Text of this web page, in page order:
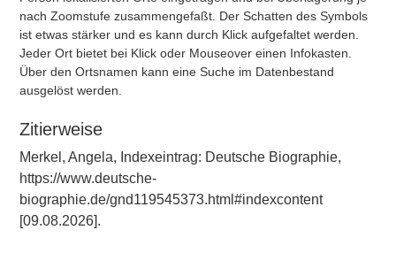
nach Zoomstufe zusammengefaßt. Der Schatten des Symbols
ist etwas stärker und es kann durch Klick aufgefaltet werden.
Jeder Ort bietet bei Klick oder Mouseover einen Infokasten.
Über den Ortsnamen kann eine Suche im Datenbestand
ausgelöst werden.
Zitierweise
Merkel, Angela, Indexeintrag: Deutsche Biographie,
https://www.deutsche-
biographie.de/gnd119545373.html#indexcontent
[09.08.2026].